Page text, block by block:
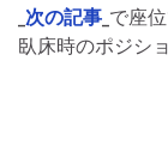
次の記事 で座
臥床時のポジシ